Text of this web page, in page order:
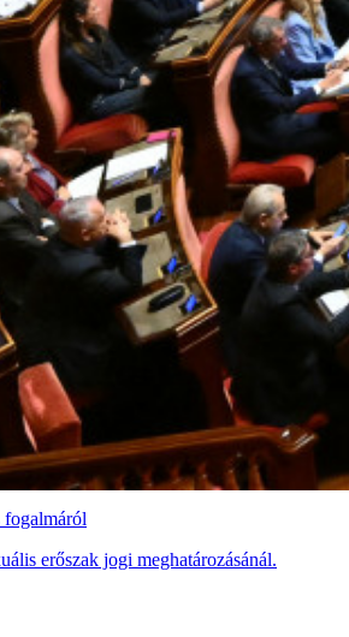
fogalmáról
erőszak jogi meghatározásánál.